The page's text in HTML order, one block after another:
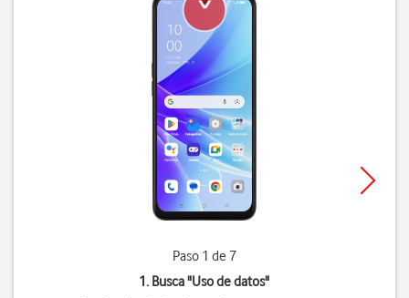
Paso 1 de 7
1. Busca "Uso de datos"